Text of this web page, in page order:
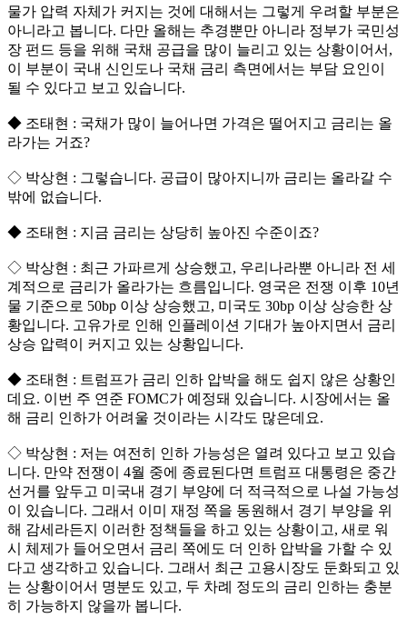
물가 압력 자체가 커지는 것에 대해서는 그렇게 우려할 부분은
아니라고 봅니다. 다만 올해는 추경뿐만 아니라 정부가 국민성
장 펀드 등을 위해 국채 공급을 많이 늘리고 있는 상황이어서,
이 부분이 국내 신인도나 국채 금리 측면에서는 부담 요인이
될 수 있다고 보고 있습니다.
◆ 조태현 : 국채가 많이 늘어나면 가격은 떨어지고 금리는 올
라가는 거죠?
◇ 박상현 : 그렇습니다. 공급이 많아지니까 금리는 올라갈 수
밖에 없습니다.
◆ 조태현 : 지금 금리는 상당히 높아진 수준이죠?
◇ 박상현 : 최근 가파르게 상승했고, 우리나라뿐 아니라 전 세
계적으로 금리가 올라가는 흐름입니다. 영국은 전쟁 이후 10년
물 기준으로 50bp 이상 상승했고, 미국도 30bp 이상 상승한 상
황입니다. 고유가로 인해 인플레이션 기대가 높아지면서 금리
상승 압력이 커지고 있는 상황입니다.
◆ 조태현 : 트럼프가 금리 인하 압박을 해도 쉽지 않은 상황인
데요. 이번 주 연준 FOMC가 예정돼 있습니다. 시장에서는 올
해 금리 인하가 어려울 것이라는 시각도 많은데요.
◇ 박상현 : 저는 여전히 인하 가능성은 열려 있다고 보고 있습
니다. 만약 전쟁이 4월 중에 종료된다면 트럼프 대통령은 중간
선거를 앞두고 미국내 경기 부양에 더 적극적으로 나설 가능성
이 있습니다. 그래서 이미 재정 쪽을 동원해서 경기 부양을 위
해 감세라든지 이러한 정책들을 하고 있는 상황이고, 새로 워
시 체제가 들어오면서 금리 쪽에도 더 인하 압박을 가할 수 있
다고 생각하고 있습니다. 그래서 최근 고용시장도 둔화되고 있
는 상황이어서 명분도 있고, 두 차례 정도의 금리 인하는 충분
히 가능하지 않을까 봅니다.